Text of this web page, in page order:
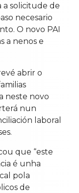
a solicitude de
necesario
O novo PAI
a nenos e
abrir o
neste novo
nun
laboral
que “este
é unha
pola
de